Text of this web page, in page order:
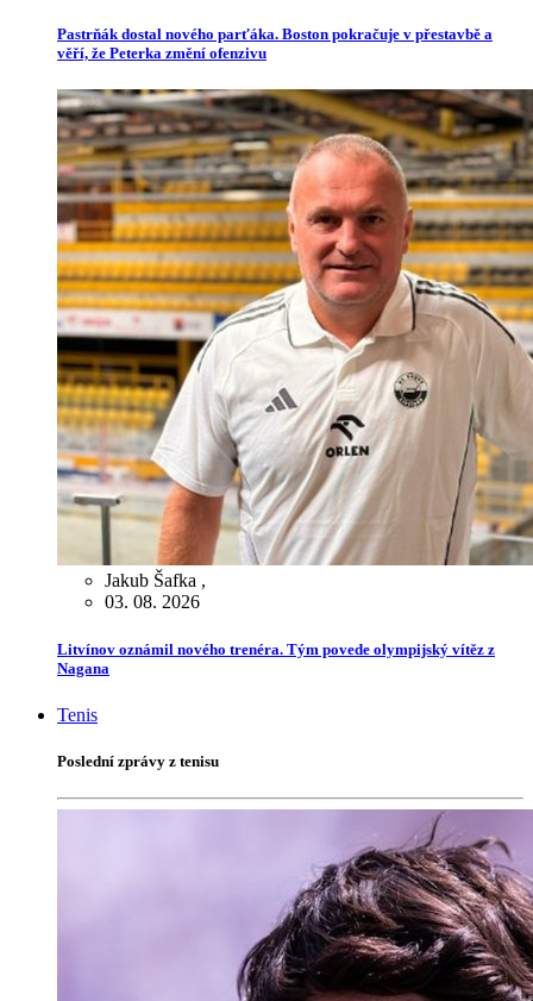
Pastrňák dostal nového parťáka. Boston pokračuje v přestavbě a
věří, že Peterka změní ofenzivu
Jakub Šafka ,
03. 08. 2026
Litvínov oznámil nového trenéra. Tým povede olympijský vítěz z
Nagana
Tenis
Poslední zprávy z tenisu